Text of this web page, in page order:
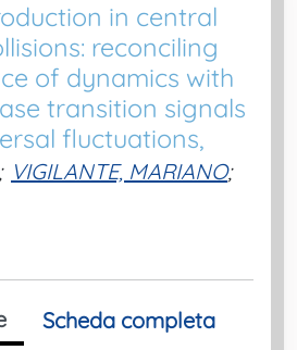
in central
reconciling
of dynamics with
transition signals
fluctuations,
VIGILANTE, MARIANO;
Scheda completa